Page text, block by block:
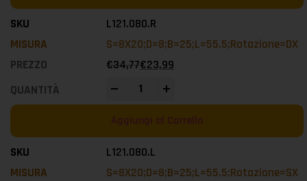
L121.080.R
S=8X20;D=8;B=25;L=55.5;Rotazione=DX
€34,77€23,99
Aggiungi al Carrello
L121.080.L
S=8X20;D=8;B=25;L=55.5;Rotazione=SX